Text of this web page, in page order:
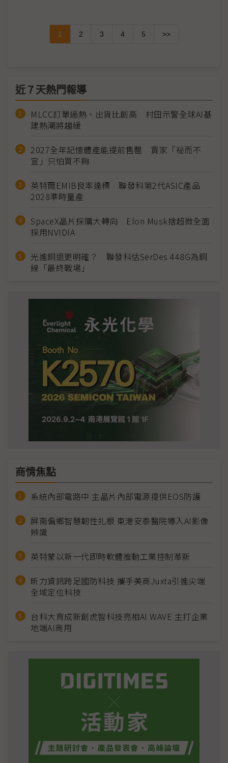
1 2 3 4 5 >>
近７天熱門報導
MLCC訂單過熱、出貨比創高 村田示警全球AI基
建熱潮將趨緩
2027全年記憶體產能提前售罄 買家「祕而不
宣」只怕買不夠
英特爾EMIB良率達標 聯發科第2代ASIC產品
2028準時量產
SpaceX晶片採購大轉向 Elon Musk捨超微全面
採用NVIDIA
光進銅退更明確？ 聯發科估SerDes 448G為銅
線「最終戰場」
商情焦點
系統內部電路中 主晶片內部電源提供EOS防護
屏南偏鄉智慧韌性扎根 東港安泰醫院導入AI影像
辨識
英特蒙以新一代即時軟體推動工業控制革新
昕力資訊跨足國防科技 攜手美商Juxta引進尖端
全域定位科技
台科大育成新創虎智科技亮相AI WAVE 主打企業
地端AI商用